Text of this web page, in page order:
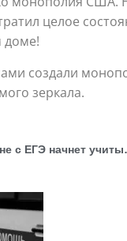
целое
доме!
создали
зеркала.
Первый в России.